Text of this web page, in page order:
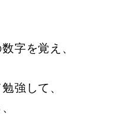
字を覚え、
強して、